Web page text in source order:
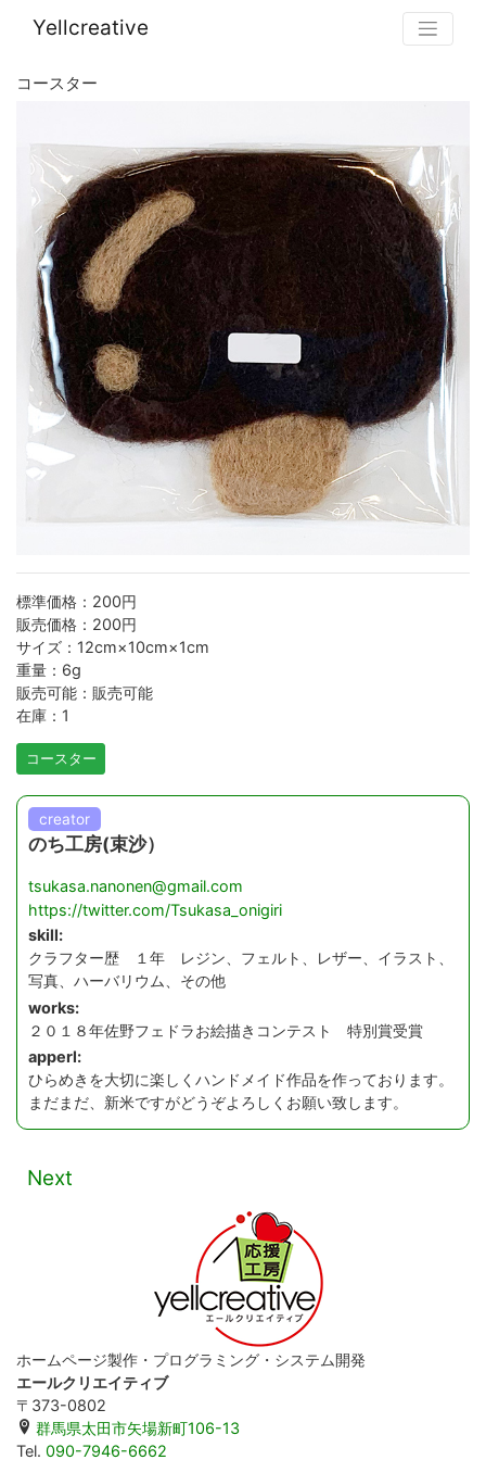
Yellcreative
コースター
標準価格：200円
販売価格：200円
サイズ：12cm×10cm×1cm
重量：6g
販売可能：販売可能
在庫：1
コースター
creator
のち工房(束沙）
tsukasa.nanonen@gmail.com
https://twitter.com/Tsukasa_onigiri
skill:
クラフター歴 １年 レジン、フェルト、レザー、イラスト、
写真、ハーバリウム、その他
works:
２０１８年佐野フェドラお絵描きコンテスト 特別賞受賞
apperl:
ひらめきを大切に楽しくハンドメイド作品を作っております。
まだまだ、新米ですがどうぞよろしくお願い致します。
Next
ホームページ製作・プログラミング・システム開発
エールクリエイティブ
〒373-0802
群馬県太田市矢場新町106-13
Tel. 090-7946-6662